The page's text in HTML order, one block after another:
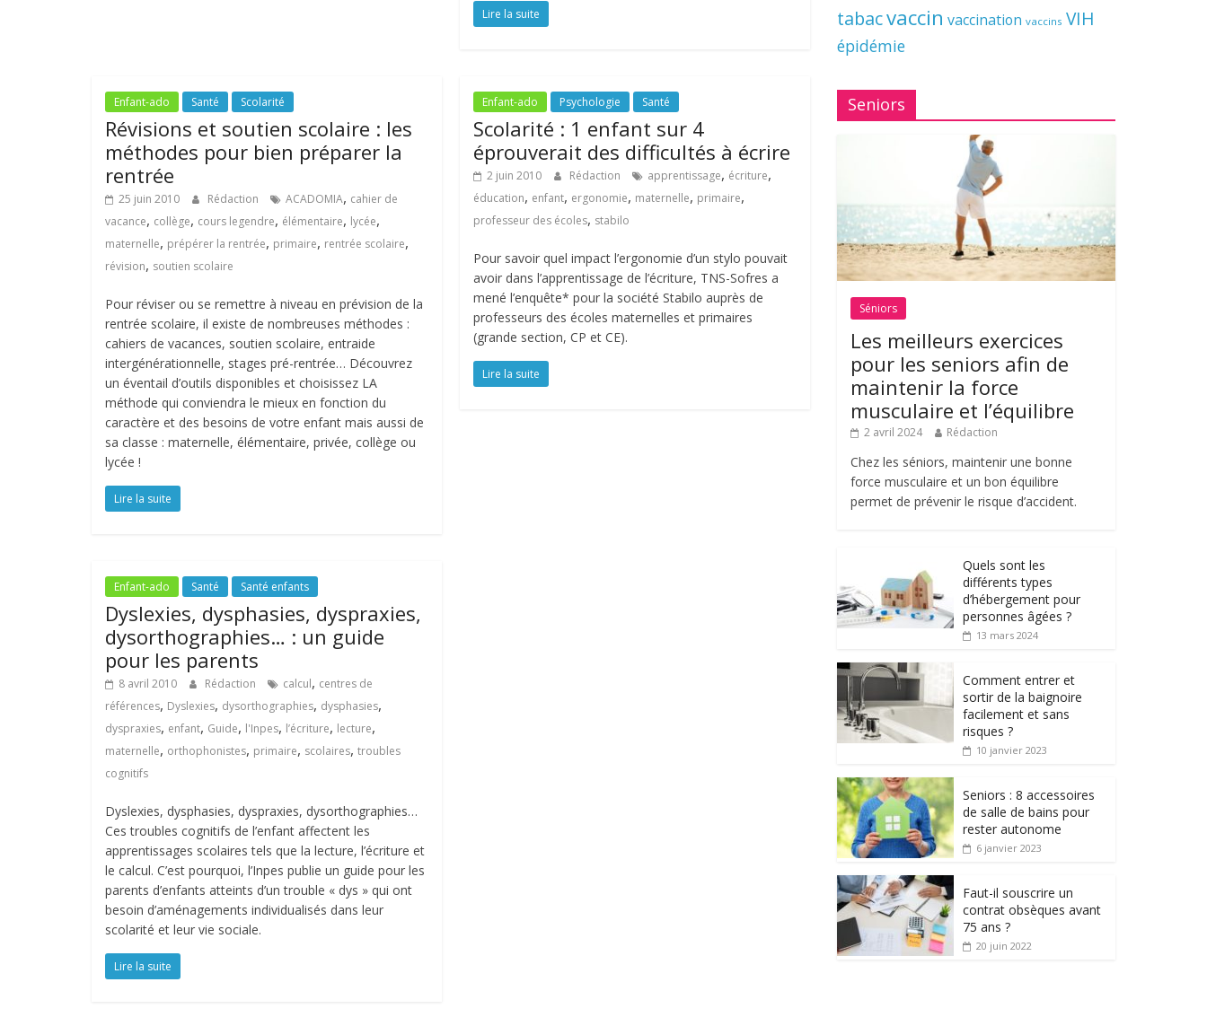
Lire la suite
Enfant-ado Santé Scolarité
Révisions et soutien scolaire : les
méthodes pour bien préparer la
rentrée
25 juin 2010 Rédaction ACADOMIA, cahier de
vacance, collège, cours legendre, élémentaire, lycée,
maternelle, prépérer la rentrée, primaire, rentrée scolaire,
révision, soutien scolaire
Pour réviser ou se remettre à niveau en prévision de la
rentrée scolaire, il existe de nombreuses méthodes :
cahiers de vacances, soutien scolaire, entraide
intergénérationnelle, stages pré-rentrée… Découvrez
un éventail d’outils disponibles et choisissez LA
méthode qui conviendra le mieux en fonction du
caractère et des besoins de votre enfant mais aussi de
sa classe : maternelle, élémentaire, privée, collège ou
lycée !
Lire la suite
Enfant-ado Psychologie Santé
Scolarité : 1 enfant sur 4
éprouverait des difficultés à écrire
2 juin 2010 Rédaction apprentissage, écriture,
éducation, enfant, ergonomie, maternelle, primaire,
professeur des écoles, stabilo
Pour savoir quel impact l’ergonomie d’un stylo pouvait
avoir dans l’apprentissage de l’écriture, TNS-Sofres a
mené l’enquête* pour la société Stabilo auprès de
professeurs des écoles maternelles et primaires
(grande section, CP et CE).
Lire la suite
Enfant-ado Santé Santé enfants
Dyslexies, dysphasies, dyspraxies,
dysorthographies… : un guide
pour les parents
8 avril 2010 Rédaction calcul, centres de
références, Dyslexies, dysorthographies, dysphasies,
dyspraxies, enfant, Guide, l'Inpes, l’écriture, lecture,
maternelle, orthophonistes, primaire, scolaires, troubles
cognitifs
Dyslexies, dysphasies, dyspraxies, dysorthographies…
Ces troubles cognitifs de l’enfant affectent les
apprentissages scolaires tels que la lecture, l’écriture et
le calcul. C’est pourquoi, l’Inpes publie un guide pour les
parents d’enfants atteints d’un trouble « dys » qui ont
besoin d’aménagements individualisés dans leur
scolarité et leur vie sociale.
Lire la suite
tabacvaccin vaccination vaccins VIH
épidémie
Seniors
Séniors
Les meilleurs exercices
pour les seniors afin de
maintenir la force
musculaire et l’équilibre
2 avril 2024 Rédaction
Chez les séniors, maintenir une bonne
force musculaire et un bon équilibre
permet de prévenir le risque d’accident.
Quels sont les
différents types
d’hébergement pour
personnes âgées ?
13 mars 2024
Comment entrer et
sortir de la baignoire
facilement et sans
risques ?
10 janvier 2023
Seniors : 8 accessoires
de salle de bains pour
rester autonome
6 janvier 2023
Faut-il souscrire un
contrat obsèques avant
75 ans ?
20 juin 2022